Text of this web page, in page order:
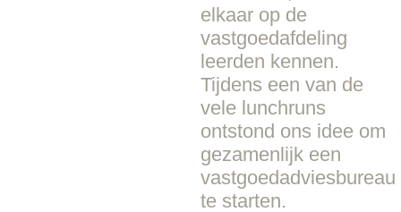
elkaar op de
vastgoedafdeling
leerden kennen.
Tijdens een van de
vele lunchruns
ontstond ons idee om
gezamenlijk een
vastgoedadviesbureau
te starten.